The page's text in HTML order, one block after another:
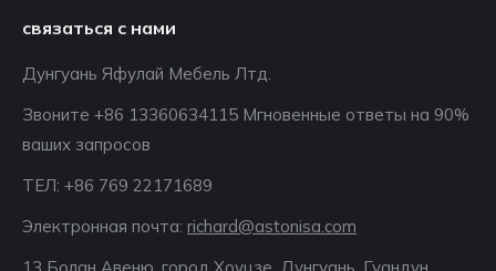
связаться с нами
Дунгуань Яфулай Мебель Лтд.
Звоните +86 13360634115 Мгновенные ответы на 90%
ваших запросов
ТЕЛ: +86 769 22171689
Электронная почта: richard@astonisa.com